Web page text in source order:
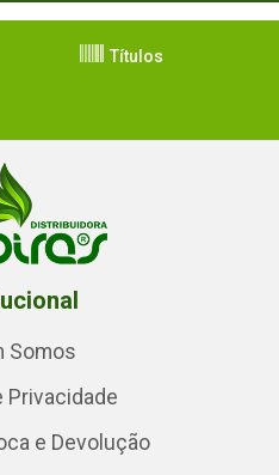
Títulos
Somos
Privacidade
e Devolução